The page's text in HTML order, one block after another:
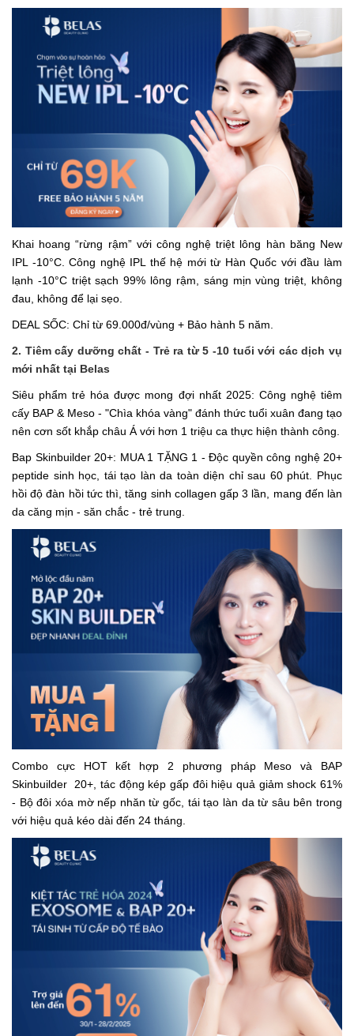
Khai hoang “rừng rậm” với công nghệ triệt lông hàn băng New
IPL -10°C. Công nghệ IPL thế hệ mới từ Hàn Quốc với đầu làm
lạnh -10°C triệt sạch 99% lông rậm, sáng mịn vùng triệt, không
đau, không để lại sẹo.
DEAL SỐC: Chỉ từ 69.000đ/vùng + Bảo hành 5 năm.
2. Tiêm cấy dưỡng chất - Trẻ ra từ 5 -10 tuổi với các dịch vụ
mới nhất tại Belas
Siêu phẩm trẻ hóa được mong đợi nhất 2025: Công nghệ tiêm
cấy BAP & Meso - "Chìa khóa vàng" đánh thức tuổi xuân đang tạo
nên cơn sốt khắp châu Á với hơn 1 triệu ca thực hiện thành công.
Bap Skinbuilder 20+: MUA 1 TẶNG 1 - Độc quyền công nghệ 20+
peptide sinh học, tái tạo làn da toàn diện chỉ sau 60 phút. Phục
hồi độ đàn hồi tức thì, tăng sinh collagen gấp 3 lần, mang đến làn
da căng mịn - săn chắc - trẻ trung.
Combo cực HOT kết hợp 2 phương pháp Meso và BAP
Skinbuilder 20+, tác động kép gấp đôi hiệu quả giảm shock 61%
- Bộ đôi xóa mờ nếp nhăn từ gốc, tái tạo làn da từ sâu bên trong
với hiệu quả kéo dài đến 24 tháng.